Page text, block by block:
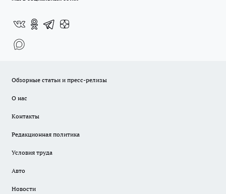
Обзорные статьи и пресс-релизы
О нас
Контакты
Редакционная политика
Условия труда
Авто
Новости